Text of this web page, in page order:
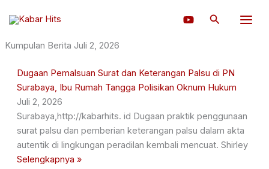
Cari
Kumpulan Berita Juli 2, 2026
Dugaan Pemalsuan Surat dan Keterangan Palsu di PN
Surabaya, Ibu Rumah Tangga Polisikan Oknum Hukum
Juli 2, 2026
Surabaya,http://kabarhits. id Dugaan praktik penggunaan
surat palsu dan pemberian keterangan palsu dalam akta
autentik di lingkungan peradilan kembali mencuat. Shirley
Selengkapnya »